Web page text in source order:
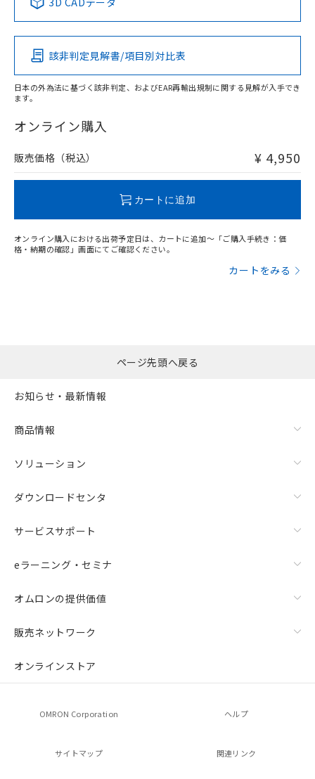
Pb Hg Cd Cr(VI)
O
在庫等で未対応品が混在する可能性があります。
問い合わせください。
この製品の規格認証/適合状況ページへ
その他の認証はこちらのページからご検索ください
該非判定見解書/項目別対比表
日本の外為法に基づく該非判定、およびEAR再輸出規制に関する見解が入手でき
ます。
オンライン購入
販売価格（税込） ¥ 4,950
カートに追加
オンライン購入における出荷予定日は、カートに追加～「ご購入手続き：価
格・納期の確認」画面にてご確認ください。
カートをみる
ページ先頭へ戻る
お知らせ・最新情報
商品情報
ソリューション
ダウンロードセンタ
サービスサポート
eラーニング・セミナ
オムロンの提供価値
販売ネットワーク
オンラインストア
OMRON Corporation ヘルプ
サイトマップ 関連リンク